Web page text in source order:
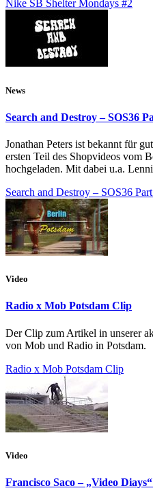
Nike SB Shelter Mondays #2
News
Search and Destroy – SOS36
Jonathan Peters ist bekannt für
ersten Teil des Shopvideos vom
hochgeladen. Mit dabei u.a.
Search and Destroy – SOS36 Part
Video
Radio x Mob Potsdam Clip
Der Clip zum Artikel in unserer
von Mob und Radio in Potsdam.
Radio x Mob Potsdam Clip
Video
Francisco Saco – „Video